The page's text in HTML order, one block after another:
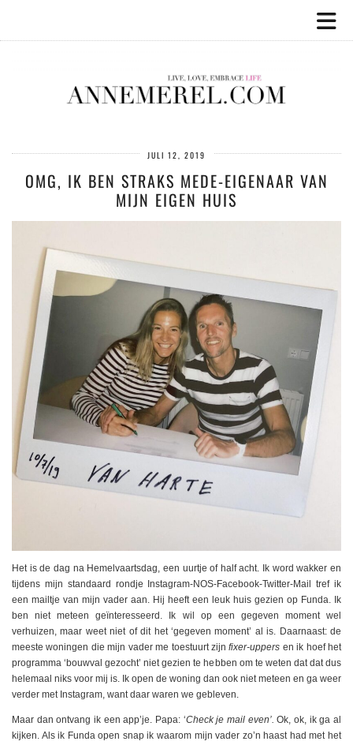
JULI 12, 2019
OMG, IK BEN STRAKS MEDE-EIGENAAR VAN
MIJN EIGEN HUIS
Het is de dag na Hemelvaartsdag, een uurtje of half acht. Ik word wakker en
tijdens mijn standaard rondje Instagram-NOS-Facebook-Twitter-Mail tref ik
een mailtje van mijn vader aan. Hij heeft een leuk huis gezien op Funda. Ik
ben niet meteen geïnteresseerd. Ik wil op een gegeven moment wel
verhuizen, maar weet niet of dit het ‘gegeven moment’ al is. Daarnaast: de
meeste woningen die mijn vader me toestuurt zijnfixer-uppers en ik hoef het
programma ‘bouwval gezocht’ niet gezien te hebben om te weten dat dat dus
helemaal niks voor mij is. Ik open de woning dan ook niet meteen en ga weer
verder met Instagram, want daar waren we gebleven.
Maar dan ontvang ik een app’je. Papa: ‘Check je mail even’.Ok, ok, ik ga al
kijken. Als ik Funda open snap ik waarom mijn vader zo’n haast had met het